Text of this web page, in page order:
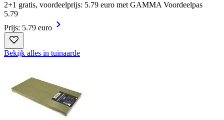
2+1 gratis, voordeelprijs: 5.79 euro met GAMMA Voordeelpas
5.79
Prijs: 5.79 euro
Bekijk alles in tuinaarde